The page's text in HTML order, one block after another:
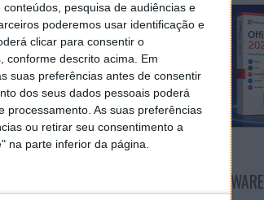
pesquisa de audiências e
poderemos usar identificação e
clicar para consentir o
conforme descrito acima. Em
suas preferências antes de consentir
dos seus dados pessoais poderá
processamento. As suas preferências
ou retirar seu consentimento a
na parte inferior da página.
com maior
de
NEWSLETTER PPLWARE